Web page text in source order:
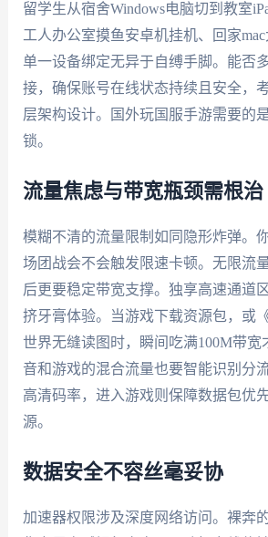
留学生从宿舍Windows电脑切到教室
工人办公室摸鱼安卓机挂机、回家mac
单一设备绑定无异于自缚手脚。能否
接，确保账号在线状态持续且安全，
层架构设计。国外玩国服手游需要的
锁。
流量焦虑与带宽瓶颈需根治
模糊不清的流量限制如同隐形炸弹。
场团战会不会触发限速卡顿。无限流
后更要稳定带宽支撑。独享高速通道
挤牙膏体验。当游戏下载资源包，或
世界无缝读图时，瞬间吃满100M带宽
音和游戏的混合流量也要智能识别分
高清码率，进入游戏则保障数据包优
源。
数据安全不容丝毫妥协
加速器权限涉及深度网络访问。裸奔